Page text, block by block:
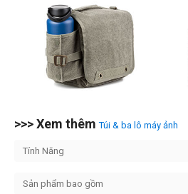
>>> Xem thêmTúi & ba lô máy ảnh
Tính Năng
Sản phẩm bao gồm